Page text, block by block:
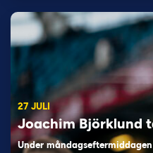
27 JULI
Joachim Björklund
Under